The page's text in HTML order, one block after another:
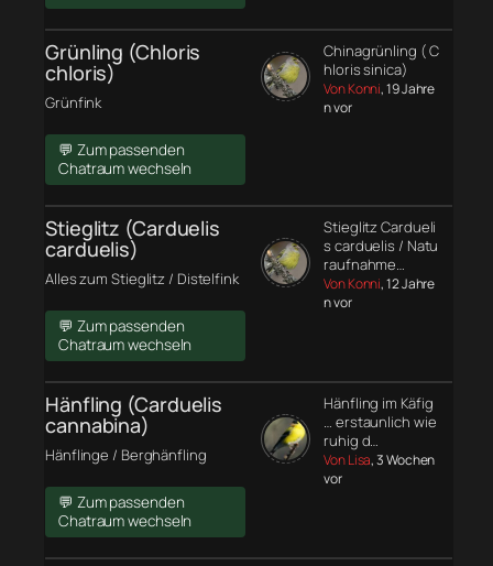
Grünling (Chloris
chloris)
Grünfink
💬 Zum passenden
Chatraum wechseln
Chinagrünling ( C
hloris sinica)
Von Konni, 19 Jahre
n vor
Stieglitz (Carduelis
carduelis)
Alles zum Stieglitz / Distelfink
💬 Zum passenden
Chatraum wechseln
Stieglitz Cardueli
s carduelis / Natu
raufnahme…
Von Konni, 12 Jahre
n vor
Hänfling (Carduelis
cannabina)
Hänflinge / Berghänfling
💬 Zum passenden
Chatraum wechseln
Hänfling im Käfig
… erstaunlich wie
ruhig d…
Von Lisa, 3 Wochen
vor